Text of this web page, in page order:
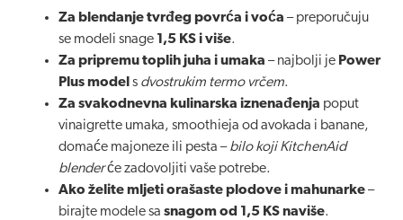
Za blendanje tvrđeg povrća i voća – preporučuju
se modeli snage 1,5 KS i više.
Za pripremu toplih juha i umaka – najbolji je Power
Plus model s dvostrukim termo vrčem.
Za svakodnevna kulinarska iznenađenja poput
vinaigrette umaka, smoothieja od avokada i banane,
domaće majoneze ili pesta –bilo koji KitchenAid
blenderće zadovoljiti vaše potrebe.
Ako želite mljeti orašaste plodove i mahunarke–
birajte modele sa snagom od 1,5 KS naviše.